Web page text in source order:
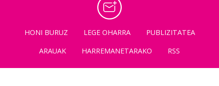
HONI BURUZ LEGE OHARRA
PUBLIZITATEA
ARAUAK
HARREMANETARAKO RSS